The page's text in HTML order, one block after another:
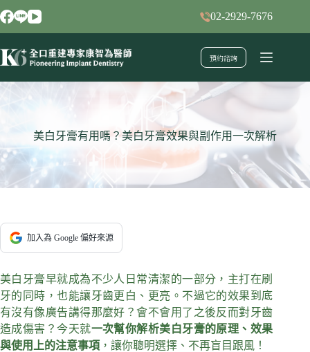
跳
至
要
02-2929-7676
預約諮詢
美白牙膏有用嗎？美白牙膏效果與副作用一次解析
加入為 Google 偏好來源
美白牙膏早就成為不少人日常清潔的一部分，主打在刷
牙的同時，也能讓牙齒更白、更亮。不過它的效果到底
有沒有像廣告講得那麼好？會不會用了之後反而對牙齒
造成傷害？今天就一次幫你解析美白牙膏的原理、效果
與使用上的注意事項 ，讓你聰明選擇、不再盲目跟風！